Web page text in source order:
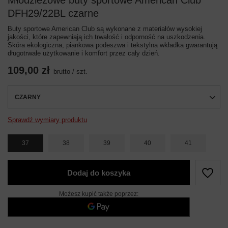
DFH29/22BL czarne
Buty sportowe American Club są wykonane z materiałów wysokiej
jakości, które zapewniają ich trwałość i odporność na uszkodzenia.
Skóra ekologiczna, piankowa podeszwa i tekstylna wkładka gwarantują
długotrwałe użytkowanie i komfort przez cały dzień.
109,00 zł brutto / szt.
CZARNY
Sprawdź wymiary produktu
37 38 39 40 41
Dodaj do koszyka
Możesz kupić także poprzez: